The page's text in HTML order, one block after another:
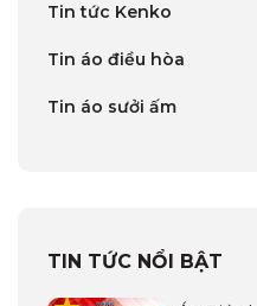
Tin tức Kenko
Tin áo điều hòa
Tin áo sưởi ấm
TIN TỨC NỔI BẬT